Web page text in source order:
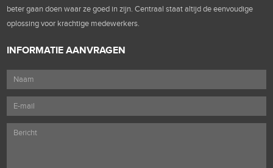
beter gaan doen waar ze goed in zijn. Centraal staat altijd de eenvoudige
oplossing voor krachtige medewerkers.
INFORMATIE AANVRAGEN